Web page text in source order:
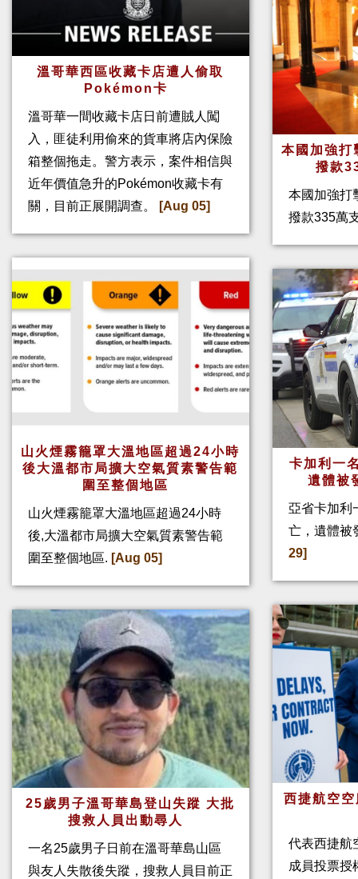
溫哥華西區收藏卡店遭人偷取
Pokémon卡
溫哥華一間收藏卡店日前遭賊人闖
入，匪徒利用偷來的貨車將店內保險
箱整個拖走。警方表示，案件相信與
近年價值急升的Pokémon收藏卡有
關，目前正展開調查。
[Aug 05]
山火煙霧籠罩大溫地區超過24小時
後大溫都市局擴大空氣質素警告範
圍至整個地區
山火煙霧籠罩大溫地區超過24小時
後,大溫都市局擴大空氣質素警告範
圍至整個地區. [Aug 05]
25歲男子溫哥華島登山失蹤 大批
搜救人員出動尋人
一名25歲男子日前在溫哥華島山區
與友人失散後失蹤，搜救人員目前正
本國加強打
撥款
本國加強打
撥款335萬
卡加利一
遺體被
亞省卡加利
亡，遺體被
29]
西捷航空
代表西捷航
成員投票授